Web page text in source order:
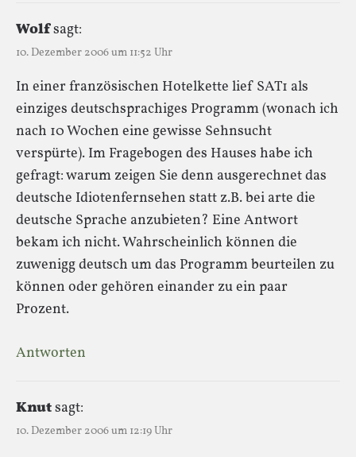
Wolfsagt:
10. Dezember 2006 um 11:52 Uhr
In einer französischen Hotelkette lief SAT1 als
einziges deutschsprachiges Programm (wonach ich
nach 10 Wochen eine gewisse Sehnsucht
verspürte). Im Fragebogen des Hauses habe ich
gefragt: warum zeigen Sie denn ausgerechnet das
deutsche Idiotenfernsehen statt z.B. bei arte die
deutsche Sprache anzubieten? Eine Antwort
bekam ich nicht. Wahrscheinlich können die
zuwenigg deutsch um das Programm beurteilen zu
können oder gehören einander zu ein paar
Prozent.
Antworten
Knutsagt:
10. Dezember 2006 um 12:19 Uhr